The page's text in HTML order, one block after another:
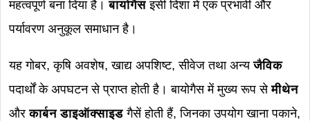
महत्वपूर्ण बना दिया है।बायोगैसइसी दिशा में एक प्रभावी और
पर्यावरण अनुकूल समाधान है।
यह गोबर, कृषि अवशेष, खाद्य अपशिष्ट, सीवेज तथा अन्यजैविक
पदार्थों के अपघटन से प्राप्त होती है। बायोगैस में मुख्य रूप सेमीथेन
औरकार्बन डाइऑक्साइड गैसें होती हैं, जिनका उपयोग खाना पकाने,